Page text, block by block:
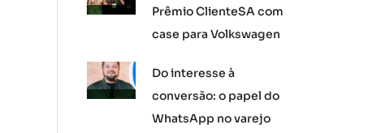
Prêmio ClienteSA com
case para Volkswagen
Do interesse à
conversão: o papel do
WhatsApp no varejo